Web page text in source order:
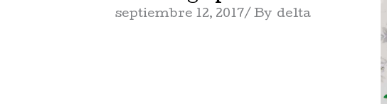
septiembre 12, 2017 By delta